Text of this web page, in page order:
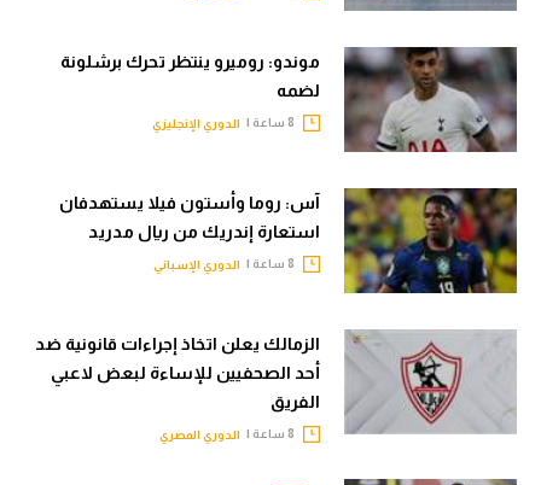
موندو: روميرو ينتظر تحرك برشلونة
لضمه
الدوري الإنجليزي
آس: روما وأستون فيلا يستهدفان
استعارة إندريك من ريال مدريد
الدوري الإسباني
الزمالك يعلن اتخاذ إجراءات قانونية ضد
أحد الصحفيين للإساءة لبعض لاعبي
الفريق
الدوري المصري